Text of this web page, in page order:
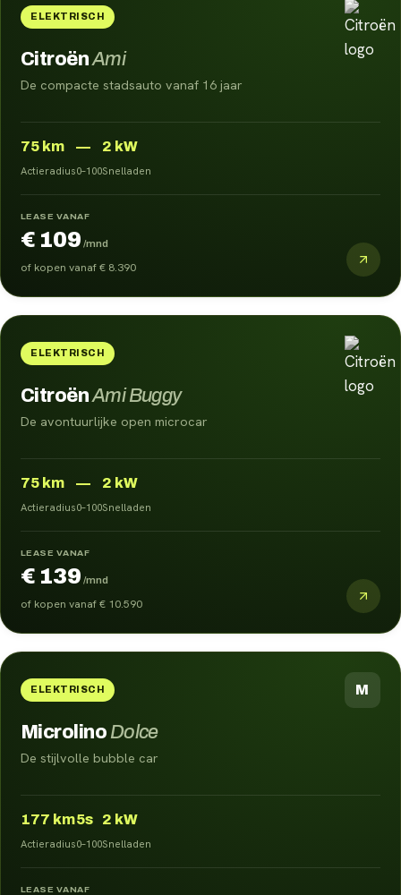
ELEKTRISCH
CitroënAmi
De compacte stadsauto vanaf 16 jaar
75 km
Actieradius
—
0–100
2 kW
Snelladen
LEASE VANAF
€ 109 /mnd
of kopen vanaf€ 8.390
ELEKTRISCH
CitroënAmi Buggy
De avontuurlijke open microcar
75 km
Actieradius
—
0–100
2 kW
Snelladen
LEASE VANAF
€ 139 /mnd
of kopen vanaf€ 10.590
ELEKTRISCH M
MicrolinoDolce
De stijlvolle bubble car
177 km
Actieradius
5s
0–100
2 kW
Snelladen
LEASE VANAF